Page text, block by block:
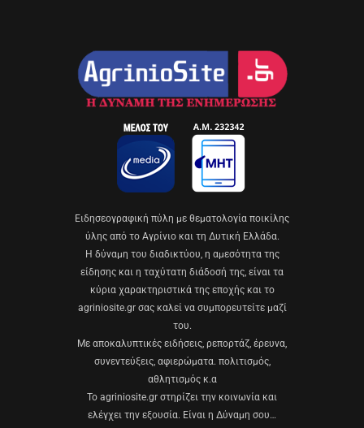
Eιδησεογραφική πύλη με θεματολογία ποικίλης
ύλης από το Αγρίνιο και τη Δυτική Ελλάδα.
Η δύναμη του διαδικτύου, η αμεσότητα της
είδησης και η ταχύτατη διάδοσή της, είναι τα
κύρια χαρακτηριστικά της εποχής και το
agriniosite.gr σας καλεί να συμπορευτείτε μαζί
του.
Με αποκαλυπτικές ειδήσεις, ρεπορτάζ, έρευνα,
συνεντεύξεις, αφιερώματα. πολιτισμός,
αθλητισμός κ.α
Το agriniosite.gr στηρίζει την κοινωνία και
ελέγχει την εξουσία. Είναι η Δύναμη σου…